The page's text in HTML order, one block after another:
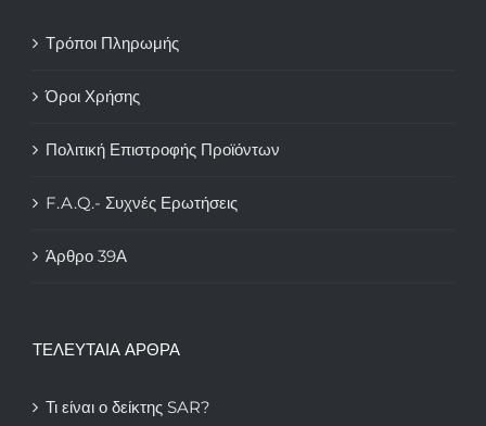
Τρόποι Πληρωμής
Όροι Χρήσης
Πολιτική Επιστροφής Προϊόντων
F.A.Q.- Συχνές Ερωτήσεις
Άρθρο 39Α
ΤΕΛΕΥΤΑΙΑ ΑΡΘΡΑ
Τι είναι ο δείκτης SAR?